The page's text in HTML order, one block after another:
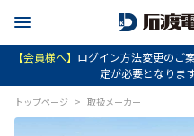
【会員様へ】 ログイン方法変更のご
定が必要となりま
トップページ > 取扱メーカー